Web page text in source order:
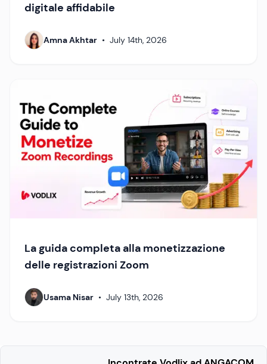
digitale affidabile
Amna Akhtar • July 14th, 2026
La guida completa alla monetizzazione
delle registrazioni Zoom
Usama Nisar • July 13th, 2026